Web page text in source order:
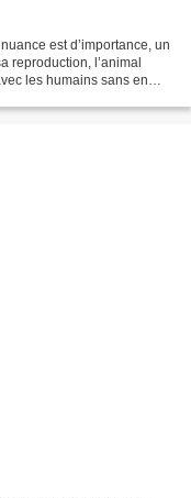
est d’importance, un
reproduction, l’animal
les humains sans en